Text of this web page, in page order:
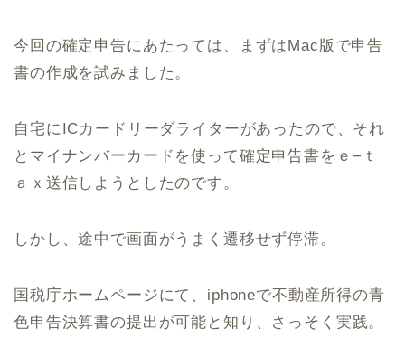
今回の確定申告にあたっては、まずはMac版で申告
書の作成を試みました。
自宅にICカードリーダライターがあったので、それ
とマイナンバーカードを使って確定申告書をｅ−ｔ
ａｘ送信しようとしたのです。
しかし、途中で画面がうまく遷移せず停滞。
国税庁ホームページにて、iphoneで不動産所得の青
色申告決算書の提出が可能と知り、さっそく実践。